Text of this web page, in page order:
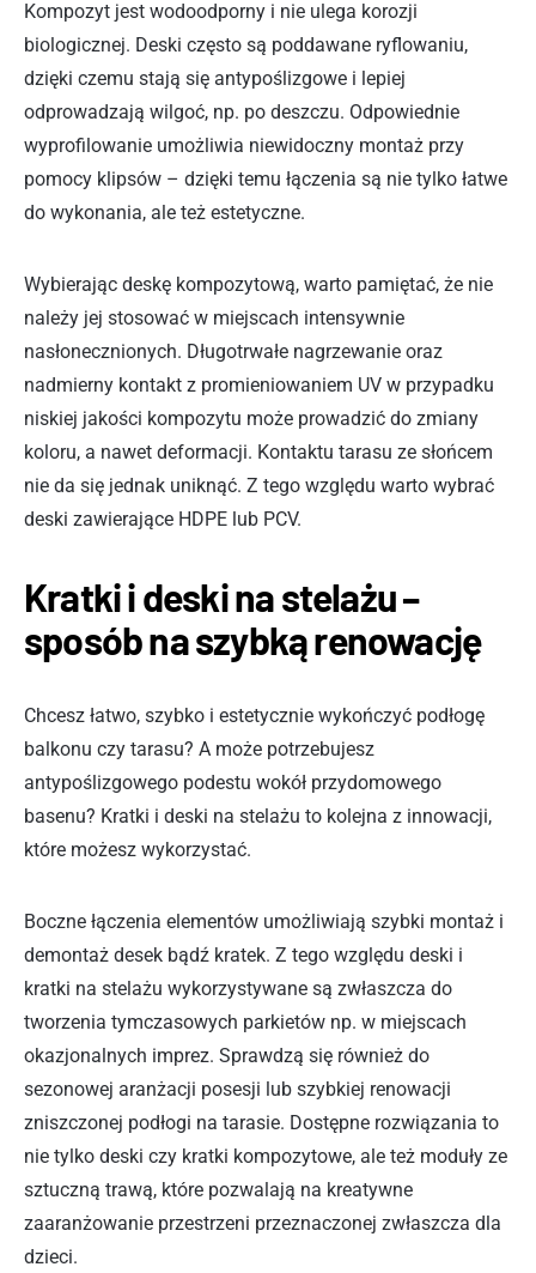
Kompozyt jest wodoodporny i nie ulega korozji
biologicznej. Deski często są poddawane ryflowaniu,
dzięki czemu stają się antypoślizgowe i lepiej
odprowadzają wilgoć, np. po deszczu. Odpowiednie
wyprofilowanie umożliwia niewidoczny montaż przy
pomocy klipsów – dzięki temu łączenia są nie tylko łatwe
do wykonania, ale też estetyczne.
Wybierając deskę kompozytową, warto pamiętać, że nie
należy jej stosować w miejscach intensywnie
nasłonecznionych. Długotrwałe nagrzewanie oraz
nadmierny kontakt z promieniowaniem UV w przypadku
niskiej jakości kompozytu może prowadzić do zmiany
koloru, a nawet deformacji. Kontaktu tarasu ze słońcem
nie da się jednak uniknąć. Z tego względu warto wybrać
deski zawierające HDPE lub PCV.
Kratki i deski na stelażu –
sposób na szybką renowację
Chcesz łatwo, szybko i estetycznie wykończyć podłogę
balkonu czy tarasu? A może potrzebujesz
antypoślizgowego podestu wokół przydomowego
basenu? Kratki i deski na stelażu to kolejna z innowacji,
które możesz wykorzystać.
Boczne łączenia elementów umożliwiają szybki montaż i
demontaż desek bądź kratek. Z tego względu deski i
kratki na stelażu wykorzystywane są zwłaszcza do
tworzenia tymczasowych parkietów np. w miejscach
okazjonalnych imprez. Sprawdzą się również do
sezonowej aranżacji posesji lub szybkiej renowacji
zniszczonej podłogi na tarasie. Dostępne rozwiązania to
nie tylko deski czy kratki kompozytowe, ale też moduły ze
sztuczną trawą, które pozwalają na kreatywne
zaaranżowanie przestrzeni przeznaczonej zwłaszcza dla
dzieci.